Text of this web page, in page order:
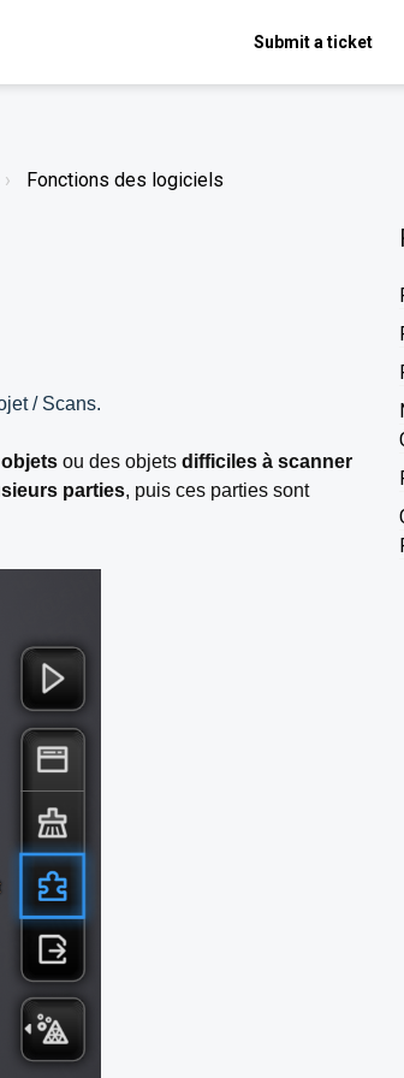
Submit a ticket
Fonctions des logiciels
/ Scans.
ou des objets difficiles à scanner
parties, puis ces parties sont